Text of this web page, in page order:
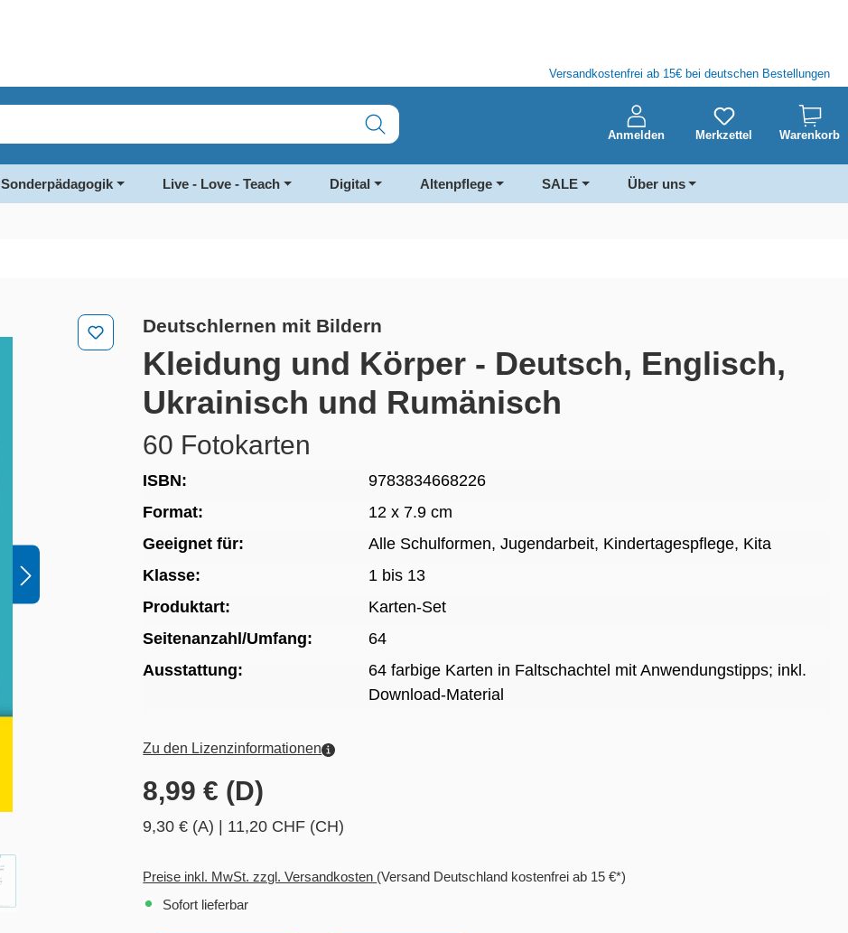
Versandkostenfrei ab 15€ bei deutschen Bestellungen
Anmelden Merkzettel Warenkorb
Sonderpädagogik Live - Love - Teach Digital Altenpflege SALE Über uns
Deutschlernen mit Bildern
Kleidung und Körper - Deutsch, Englisch,
Ukrainisch und Rumänisch
60 Fotokarten
ISBN:
9783834668226
Format:
12 x 7.9 cm
Geeignet für:
Alle Schulformen, Jugendarbeit, Kindertagespflege, Kita
Klasse:
1 bis 13
Produktart:
Karten-Set
Seitenanzahl/Umfang:
64
Ausstattung:
64 farbige Karten in Faltschachtel mit Anwendungstipps; inkl.
Download-Material
Zu den Lizenzinformationen
8,99 € (D)
9,30 € (A) 11,20 CHF (CH)
Preise inkl. MwSt. zzgl. Versandkosten (Versand Deutschland kostenfrei ab 15 €*)
Sofort lieferbar